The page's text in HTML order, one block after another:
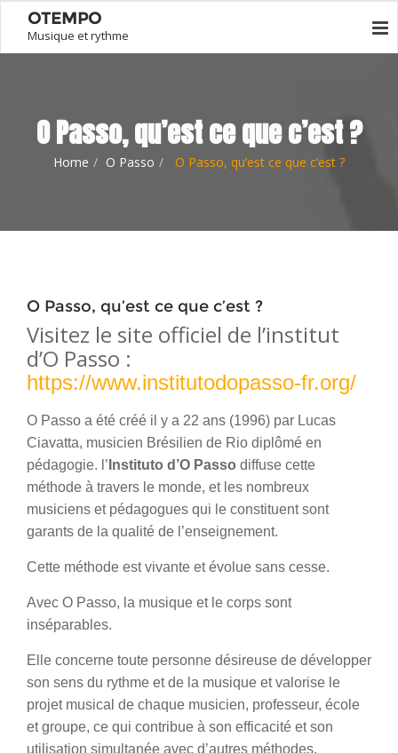
OTEMPO
Musique et rythme
O Passo, qu’est ce que c’est ?
Home O Passo O Passo, qu’est ce que c’est ?
O Passo, qu’est ce que c’est ?
Visitez le site officiel de l’institut
d’O Passo :
https://www.institutodopasso-fr.org/
O Passo a été créé il y a 22 ans (1996) par Lucas
Ciavatta, musicien Brésilien de Rio diplômé en
pédagogie. l’ Instituto d’O Passo diffuse cette
méthode à travers le monde, et les nombreux
musiciens et pédagogues qui le constituent sont
garants de la qualité de l’enseignement.
Cette méthode est vivante et évolue sans cesse.
Avec O Passo, la musique et le corps sont
inséparables.
Elle concerne toute personne désireuse de développer
son sens du rythme et de la musique et valorise le
projet musical de chaque musicien, professeur, école
et groupe, ce qui contribue à son efficacité et son
utilisation simultanée avec d’autres méthodes.